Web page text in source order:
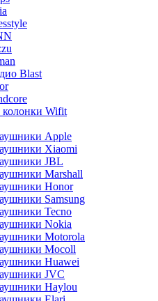
Blast
Wifit
Apple
Xiaomi
JBL
Marshall
Honor
Samsung
Tecno
Nokia
Motorola
Mocoll
Huawei
JVC
Haylou